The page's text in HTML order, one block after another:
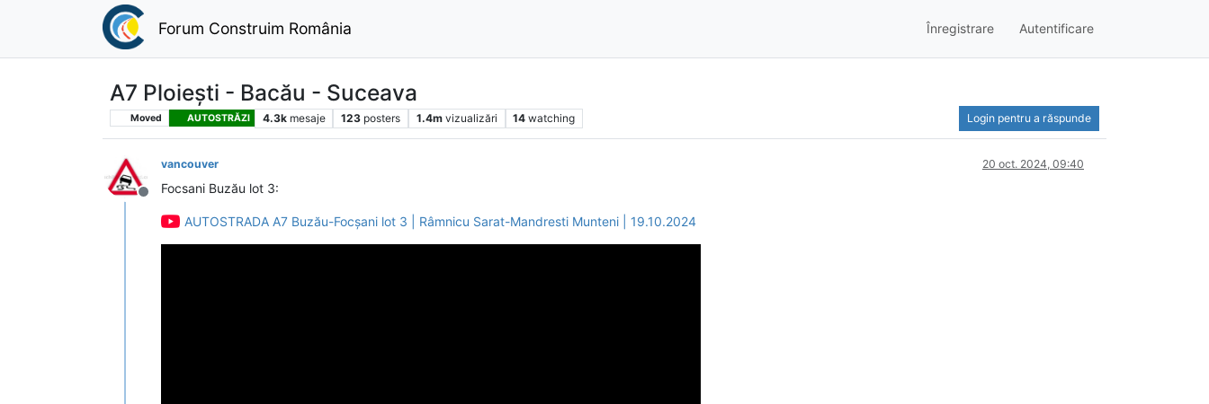
Forum Construim România Înregistrare Autentificare
A7 Ploiești - Bacău - Suceava
Moved AUTOSTRĂZI 4.3k mesaje 123 posters 1.4m vizualizări 14 watching Login pentru a răspunde
Deconectat
vancouver 20 oct. 2024, 09:40
Focsani Buzău lot 3:
AUTOSTRADA A7 Buzău-Focșani lot 3 | Râmnicu Sarat-Mandresti Munteni | 19.10.2024